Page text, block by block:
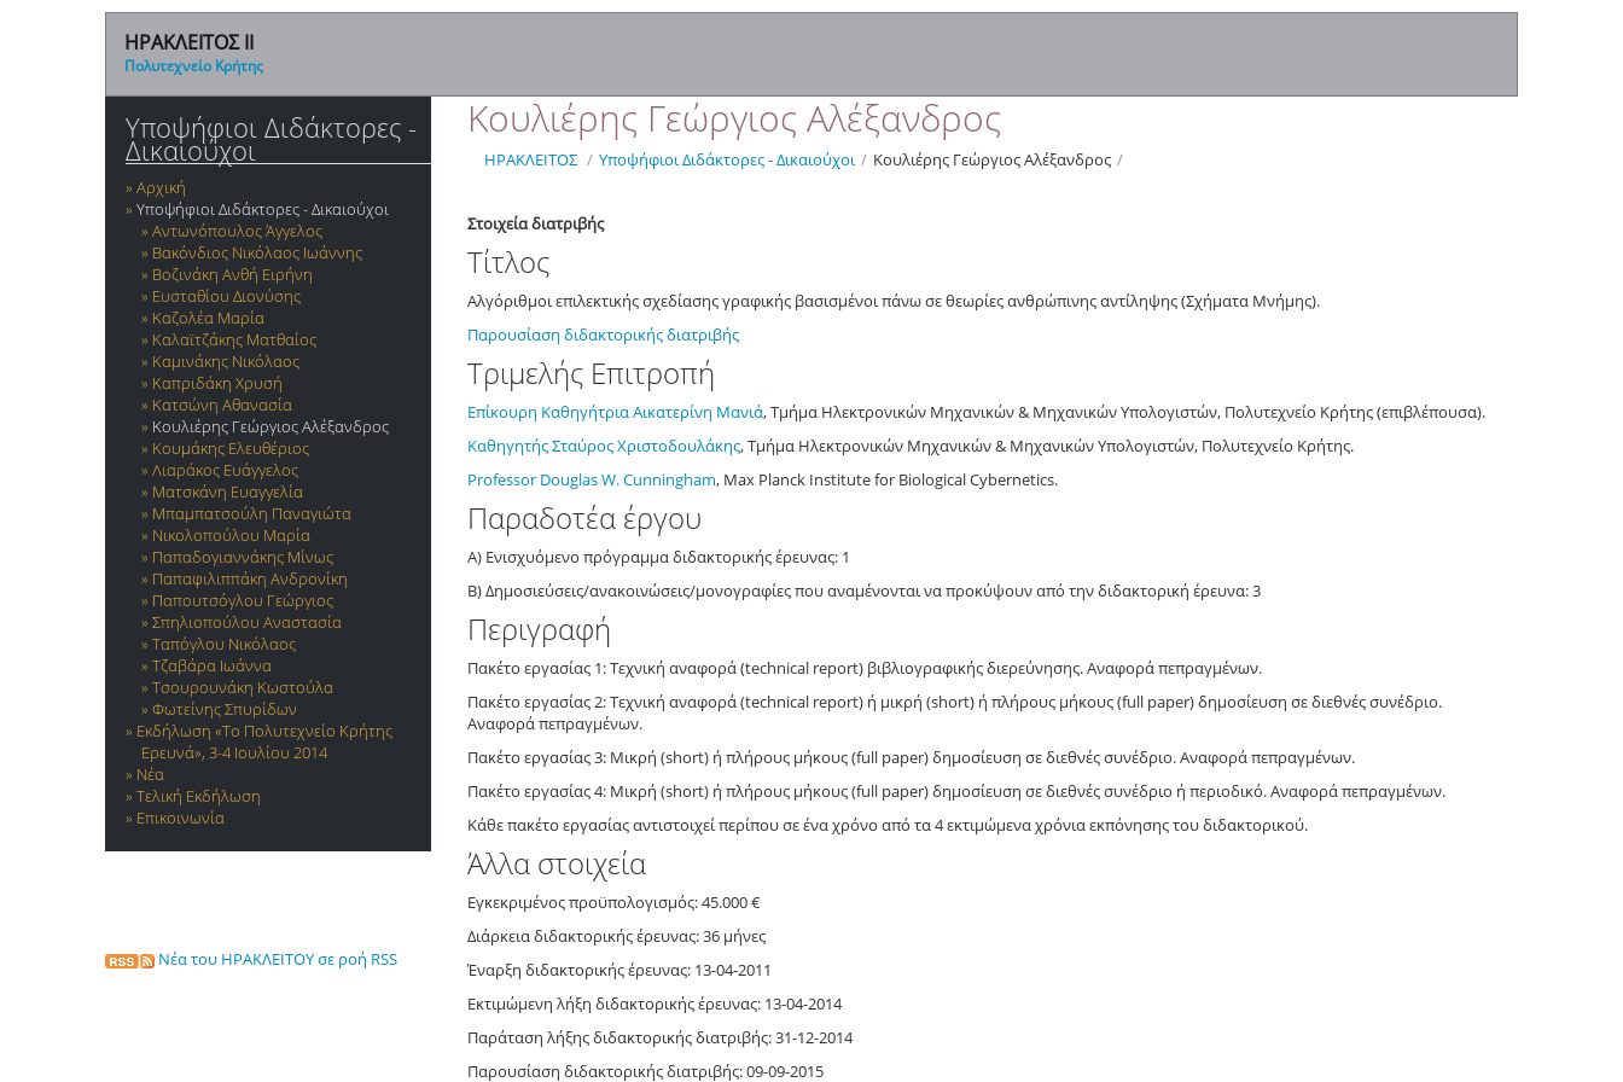
ΗΡΑΚΛΕΙΤΟΣ ΙΙ
Πολυτεχνείο Κρήτης
Υποψήφιοι Διδάκτορες -
Δικαιούχοι
Αρχική
Υποψήφιοι Διδάκτορες - Δικαιούχοι
Αντωνόπουλος Άγγελος
Βακόνδιος Νικόλαος Ιωάννης
Βοζινάκη Ανθή Ειρήνη
Ευσταθίου Διονύσης
Καζολέα Μαρία
Καλαϊτζάκης Ματθαίος
Καμινάκης Νικόλαος
Καπριδάκη Χρυσή
Κατσώνη Αθανασία
Κουλιέρης Γεώργιος Αλέξανδρος
Κουμάκης Ελευθέριος
Λιαράκος Ευάγγελος
Ματσκάνη Ευαγγελία
Μπαμπατσούλη Παναγιώτα
Νικολοπούλου Μαρία
Παπαδογιαννάκης Μίνως
Παπαφιλιππάκη Ανδρονίκη
Παπουτσόγλου Γεώργιος
Σπηλιοπούλου Αναστασία
Ταπόγλου Νικόλαος
Τζαβάρα Ιωάννα
Τσουρουνάκη Κωστούλα
Φωτείνης Σπυρίδων
Εκδήλωση «Το Πολυτεχνείο Κρήτης
Ερευνά», 3-4 Ιουλίου 2014
Νέα
Τελική Εκδήλωση
Επικοινωνία
Νέα του ΗΡΑΚΛΕΙΤΟΥ σε ροή RSS
Κουλιέρης Γεώργιος Αλέξανδρος
ΗΡΑΚΛΕΙΤΟΣ / Υποψήφιοι Διδάκτορες - Δικαιούχοι / Κουλιέρης Γεώργιος Αλέξανδρος /
Στοιχεία διατριβής
Τίτλος
Αλγόριθμοι επιλεκτικής σχεδίασης γραφικής βασισμένοι πάνω σε θεωρίες ανθρώπινης αντίληψης (Σχήματα Μνήμης).
Παρουσίαση διδακτορικής διατριβής
Τριμελής Επιτροπή
Επίκουρη Καθηγήτρια Αικατερίνη Μανιά, Τμήμα Ηλεκτρονικών Μηχανικών & Μηχανικών Υπολογιστών, Πολυτεχνείο Κρήτης (επιβλέπουσα).
Καθηγητής Σταύρος Χριστοδουλάκης, Τμήμα Ηλεκτρονικών Μηχανικών & Μηχανικών Υπολογιστών, Πολυτεχνείο Κρήτης.
Professor DouglasW.Cunningham, Max Planck Institute for Biological Cybernetics.
Παραδοτέα έργου
Α) Ενισχυόμενο πρόγραμμα διδακτορικής έρευνας: 1
Β) Δημοσιεύσεις/ανακοινώσεις/μονογραφίες που αναμένονται να προκύψουν από την διδακτορική έρευνα: 3
Περιγραφή
Πακέτο εργασίας 1: Τεχνική αναφορά (technical report) βιβλιογραφικής διερεύνησης. Αναφορά πεπραγμένων.
Πακέτο εργασίας 2: Τεχνική αναφορά (technical report) ή μικρή (short) ή πλήρους μήκους (full paper) δημοσίευση σε διεθνές συνέδριο.
Αναφορά πεπραγμένων.
Πακέτο εργασίας 3: Μικρή (short) ή πλήρους μήκους (full paper) δημοσίευση σε διεθνές συνέδριο. Αναφορά πεπραγμένων.
Πακέτο εργασίας 4: Μικρή (short) ή πλήρους μήκους (full paper) δημοσίευση σε διεθνές συνέδριο ή περιοδικό. Αναφορά πεπραγμένων.
Κάθε πακέτο εργασίας αντιστοιχεί περίπου σε ένα χρόνο από τα 4 εκτιμώμενα χρόνια εκπόνησης του διδακτορικού.
Άλλα στοιχεία
Εγκεκριμένος προϋπολογισμός: 45.000 €
Διάρκεια διδακτορικής έρευνας: 36 μήνες
Έναρξη διδακτορικής έρευνας: 13-04-2011
Εκτιμώμενη λήξη διδακτορικής έρευνας: 13-04-2014
Παράταση λήξης διδακτορικής διατριβής: 31-12-2014
Παρουσίαση διδακτορικής διατριβής: 09-09-2015